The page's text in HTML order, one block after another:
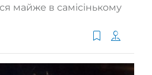
майже в самісінькому